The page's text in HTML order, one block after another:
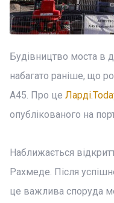
Будівництво моста в
набагато раніше, що
A45. Про це
опублікованого на
Наближається
Рахмеде. Після
це важлива споруда